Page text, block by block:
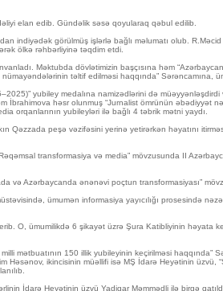
elan edib. Gündəlik səsə qoyularaq qəbul edilib.
indiyədək görülmüş işlərlə bağlı məlumatı olub.
ölkə rəhbərliyinə təqdim etdi.
Məktubda dövlətimizin başçısına həm
təltif edilməsi haqqında”
yubiley medalına namizədlərini də
həsr olunmuş “Jurnalist ömrünün əbədiyyət
orqanlarının yubileyləri ilə bağlı 4 təbrik mətni yaydı.
Qəzzada peşə vəzifəsini yerinə yetirərkən həyatını
transformasiya və media” mövzusunda II
və Azərbaycanda ənənəvi poçtun transformasiyası”
ümumən informasiya yayıcılığı prosesində
O, ümumilikdə 6 şikayət üzrə Şura Katibliyinin
mətbuatının 150 illik yubileyinin keçirilməsi
Həsənov, ikincisinin müəllifi isə MŞ İdarə Heyətinin
İdarə Heyətinin üzvü Yadigar Məmmədli ilə birgə